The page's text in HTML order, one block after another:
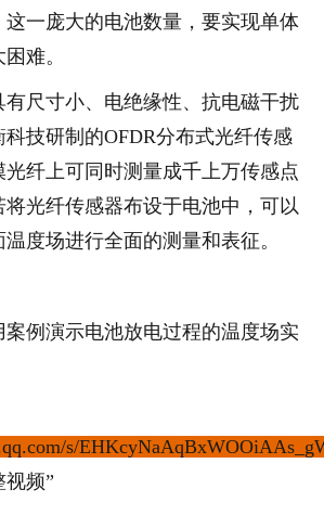
一庞大的电池数量，要实现单体
难。
尺寸小、电绝缘性、抗电磁干扰
技研制的OFDR分布式光纤传感
纤上可同时测量成千上万传感点
光纤传感器布设于电池中，可以
度场进行全面的测量和表征。
例演示电池放电过程的温度场实
s/
视频”